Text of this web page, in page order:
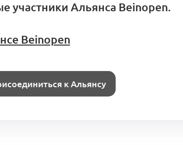
участники Альянса Beinopen.
Beinopen
к Альянсу